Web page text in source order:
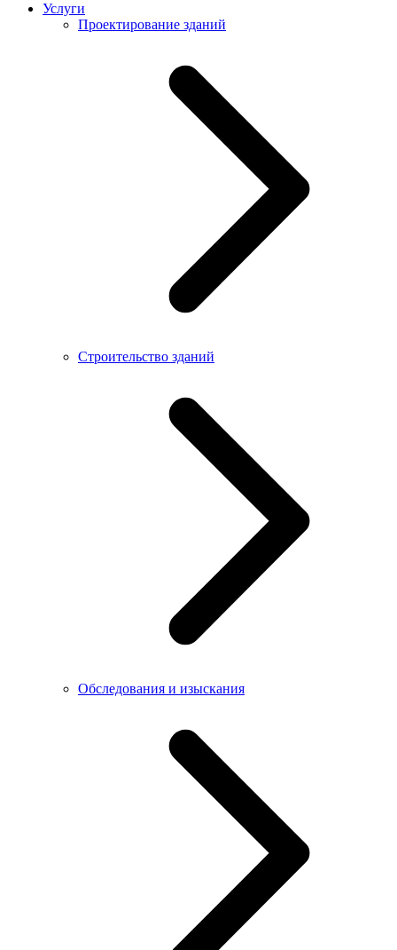
Услуги
Проектирование зданий
Строительство зданий
Обследования и изыскания